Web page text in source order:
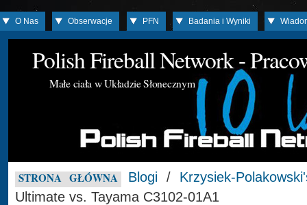
O Nas Obserwacje PFN Badania i Wyniki
Polish Fireball Network -
Małe ciała w Układzie Słonecznym
STRONA GŁÓWNA Blogi/ Krzysiek-
Ultimate vs. Tayama C3102-01A1